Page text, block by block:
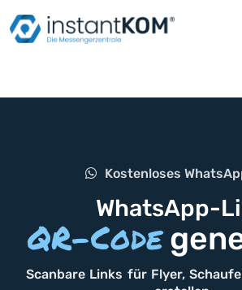
Kostenloses
WhatsApp-
QR-Code
Scanbare Links für Flyer,